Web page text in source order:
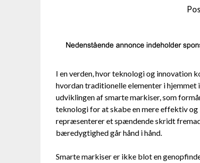
I en verden, hvor teknologi og innovation
hvordan traditionelle elementer i hjemmet
udviklingen af smarte markiser, som
teknologi for at skabe en mere effektiv
repræsenterer et spændende skridt
bæredygtighed går hånd i hånd.
Smarte markiser er ikke blot en